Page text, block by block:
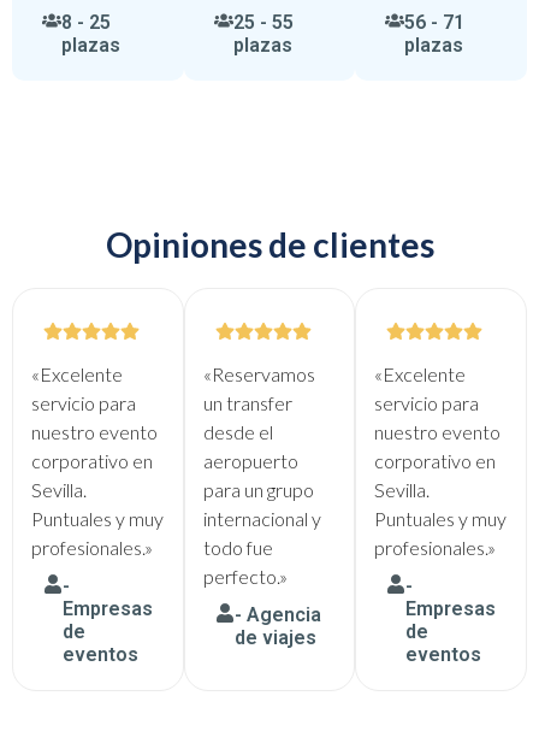
8 - 25
plazas
25 - 55
plazas
56 - 71
plazas
Opiniones de clientes
«Excelente
servicio para
nuestro evento
corporativo en
Sevilla.
Puntuales y muy
profesionales.»
-
Empresas
de
eventos
«Reservamos
un transfer
desde el
aeropuerto
para un grupo
internacional y
todo fue
perfecto.»
- Agencia
de viajes
«Excelente
servicio para
nuestro evento
corporativo en
Sevilla.
Puntuales y muy
profesionales.»
-
Empresas
de
eventos